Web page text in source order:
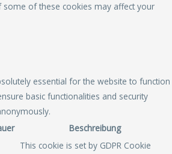
some of these cookies may affect your
essential for the website to function
basic functionalities and security
Beschreibung
This cookie is set by GDPR Cookie